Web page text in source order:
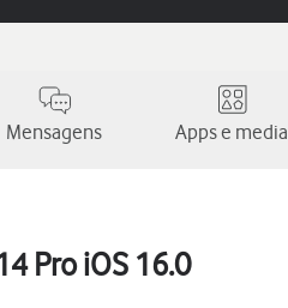
Mensagens Apps e media
Pro iOS 16.0